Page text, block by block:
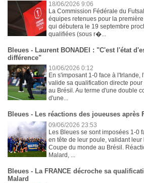
18/06/2026 9:06
La Commission Fédérale du
équipes retenues pour la
qui débutera le 19 septembre
qualifiées (sous r�...
Bleues - Laurent BONADEI : "C'est l'état
différence"
10/06/2026 0:12
En s'imposant 1-0 face à
valide sa qualification directe
au Brésil. Au terme d'une double
d'une...
Bleues - Les réactions des joueuses après
09/06/2026 23:53
Les Bleues se sont imposées 1-0
en tête de leur poule, validant
Coupe du monde au Brésil.
Malard, ...
Bleues - La FRANCE décroche sa
Malard